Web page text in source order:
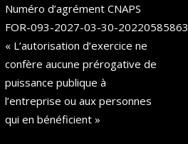
Numéro d’agrément CNAPS
FOR-093-2027-03-30-20220585863
« L’autorisation d’exercice ne
confère aucune prérogative de
puissance publique à
l’entreprise ou aux personnes
qui en bénéficient »